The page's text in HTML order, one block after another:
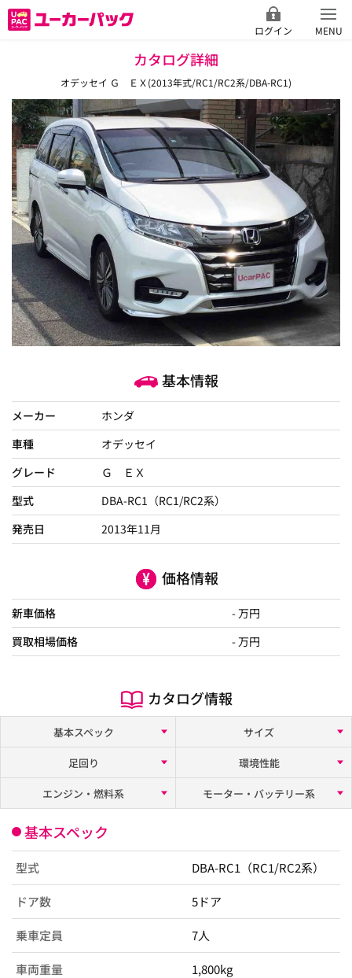
ログイン MENU
カタログ詳細
オデッセイ Ｇ ＥＸ(2013年式/RC1/RC2系/DBA-RC1)
基本情報
メーカー
ホンダ
車種
オデッセイ
グレード
Ｇ ＥＸ
型式
DBA-RC1（RC1/RC2系）
発売日
2013年11月
価格情報
新車価格
- 万円
買取相場価格
- 万円
カタログ情報
基本スペック
サイズ
足回り
環境性能
エンジン・燃料系
モーター・バッテリー系
基本スペック
型式 DBA-RC1（RC1/RC2系）
ドア数 5ドア
乗車定員 7人
車両重量 1,800kg